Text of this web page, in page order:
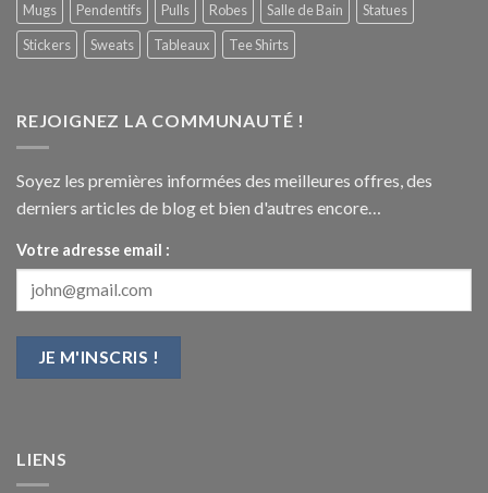
Mugs
Pendentifs Pulls Robes Salle de Bain
Statues
Stickers
Sweats Tableaux Tee Shirts
REJOIGNEZ LA COMMUNAUTÉ !
Soyez les premières informées des meilleures offres, des
derniers articles de blog et bien d'autres encore…
Votre adresse email :
LIENS